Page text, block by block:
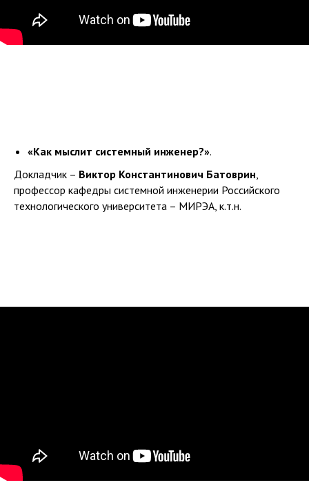
«Как мыслит системный инженер?».
Докладчик – Виктор Константинович Батоврин,
профессор кафедры системной инженерии Российского
технологического университета – МИРЭА, к.т.н.